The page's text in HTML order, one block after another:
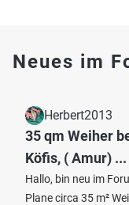
Neues im
Herbert2013
35 qm Weiher
Köfis, ( Amur) ...
Hallo, bin neu im
Plane circa 35 m²